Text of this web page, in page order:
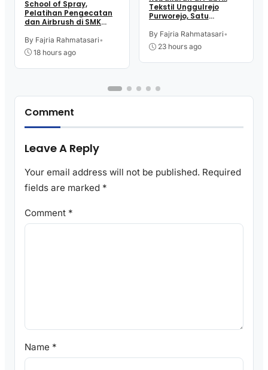
School of Spray,
Pelatihan Pengecatan
dan Airbrush di SMK
Kutoarjo
By Fajria Rahmatasari•
18 hours ago
Tekstil Unggulrejo
Purworejo, Satu
Tulang, Petugas
Damkar Sesak Nafas
By Fajria Rahmatasari•
23 hours ago
Comment
Leave A Reply
Your email address will not be published. Required
fields are marked *
Comment *
Name *